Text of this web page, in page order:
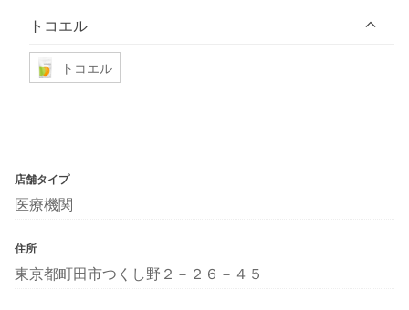
トコエル
トコエル
店舗タイプ
医療機関
住所
東京都町田市つくし野２－２６－４５